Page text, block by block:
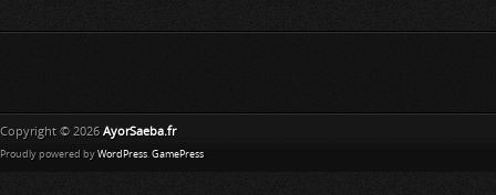
Copyright © 2026 AyorSaeba.fr
Proudly powered by WordPress. GamePress